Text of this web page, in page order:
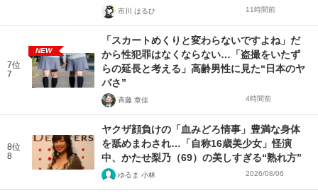
市川 はるひ 11時間前
7位
7
NEW
「スカートめくりと変わらないですよね」だ
から性犯罪はなくならない…「盗撮をいたず
らの延長と考える」高齢男性に見た“日本のヤ
バさ”
斉藤 章佳 4時間前
8位
8
ヤクザ顔負けの「血みどろ情事」豊満な身体
を舐めまわされ…「自称16歳美少女」怪演
中、かたせ梨乃（69）の美しすぎる“熟れ方”
ゆるま 小林 2026/08/06